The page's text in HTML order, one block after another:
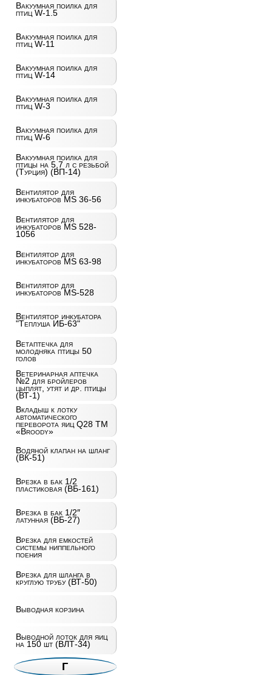
Вакуумная поилка для
птиц W-1.5
Вакуумная поилка для
птиц W-11
Вакуумная поилка для
птиц W-14
Вакуумная поилка для
птиц W-3
Вакуумная поилка для
птиц W-6
Вакуумная поилка для
птицы на 5,7 л с резьбой
(Турция) (ВП-14)
Вентилятор для
инкубаторов MS 36-56
Вентилятор для
инкубаторов MS 528-
1056
Вентилятор для
инкубаторов MS 63-98
Вентилятор для
инкубаторов MS-528
Вентилятор инкубатора
"Теплуша ИБ-63"
Ветаптечка для
молодняка птицы 50
голов
Ветеринарная аптечка
№2 для бройлеров
цыплят, утят и др. птицы
(ВТ-1)
Вкладыш к лотку
автоматического
переворота яиц Q28 ТМ
«Broody»
Водяной клапан на шланг
(ВК-51)
Врезка в бак 1/2
пластиковая (ВБ-161)
Врезка в бак 1/2″
латунная (ВБ-27)
Врезка для емкостей
системы ниппельного
поения
Врезка для шланга в
круглую трубу (ВТ-50)
Выводная корзина
Выводной лоток для яиц
на 150 шт (ВЛТ-34)
Г